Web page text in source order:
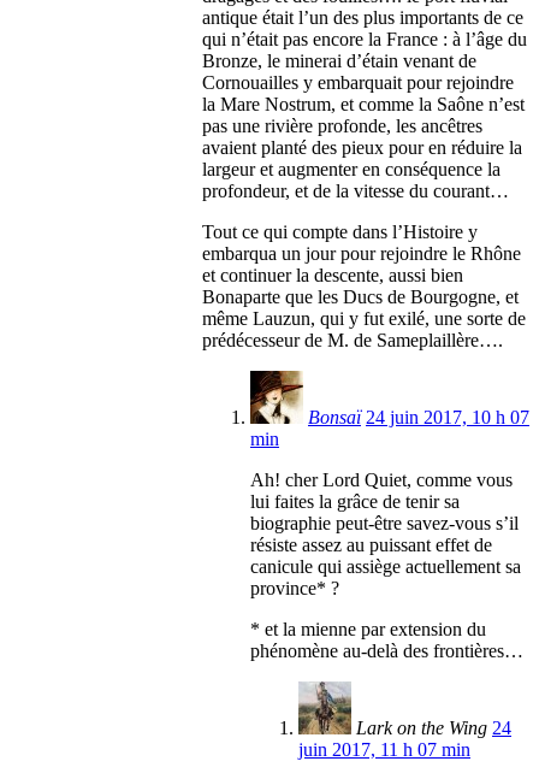
antique était l’un des plus importants de ce
qui n’était pas encore la France : à l’âge du
Bronze, le minerai d’étain venant de
Cornouailles y embarquait pour rejoindre
la Mare Nostrum, et comme la Saône n’est
pas une rivière profonde, les ancêtres
avaient planté des pieux pour en réduire la
largeur et augmenter en conséquence la
profondeur, et de la vitesse du courant…
Tout ce qui compte dans l’Histoire y
embarqua un jour pour rejoindre le Rhône
et continuer la descente, aussi bien
Bonaparte que les Ducs de Bourgogne, et
même Lauzun, qui y fut exilé, une sorte de
prédécesseur de M. de Sameplaillère….
Bonsaï 24 juin 2017, 10 h 07
min
Ah! cher Lord Quiet, comme vous
lui faites la grâce de tenir sa
biographie peut-être savez-vous s’il
résiste assez au puissant effet de
canicule qui assiège actuellement sa
province* ?
* et la mienne par extension du
phénomène au-delà des frontières…
Lark on the Wing 24
juin 2017, 11 h 07 min